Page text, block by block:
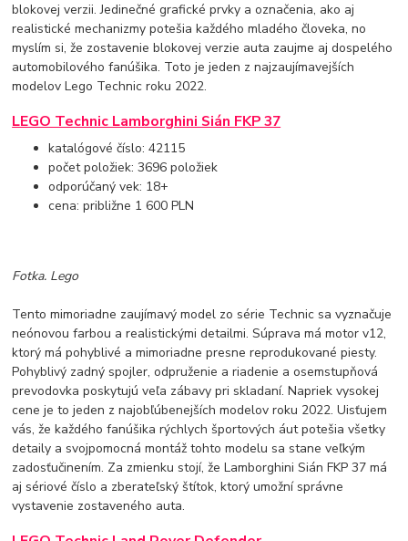
blokovej verzii. Jedinečné grafické prvky a označenia, ako aj
realistické mechanizmy potešia každého mladého človeka, no
myslím si, že zostavenie blokovej verzie auta zaujme aj dospelého
automobilového fanúšika. Toto je jeden z najzaujímavejších
modelov Lego Technic roku 2022.
LEGO Technic Lamborghini Sián FKP 37
katalógové číslo: 42115
počet položiek: 3696 položiek
odporúčaný vek: 18+
cena: približne 1 600 PLN
Fotka. Lego
Tento mimoriadne zaujímavý model zo série Technic sa vyznačuje
neónovou farbou a realistickými detailmi. Súprava má motor v12,
ktorý má pohyblivé a mimoriadne presne reprodukované piesty.
Pohyblivý zadný spojler, odpruženie a riadenie a osemstupňová
prevodovka poskytujú veľa zábavy pri skladaní. Napriek vysokej
cene je to jeden z najobľúbenejších modelov roku 2022. Uisťujem
vás, že každého fanúšika rýchlych športových áut potešia všetky
detaily a svojpomocná montáž tohto modelu sa stane veľkým
zadosťučinením. Za zmienku stojí, že Lamborghini Sián FKP 37 má
aj sériové číslo a zberateľský štítok, ktorý umožní správne
vystavenie zostaveného auta.